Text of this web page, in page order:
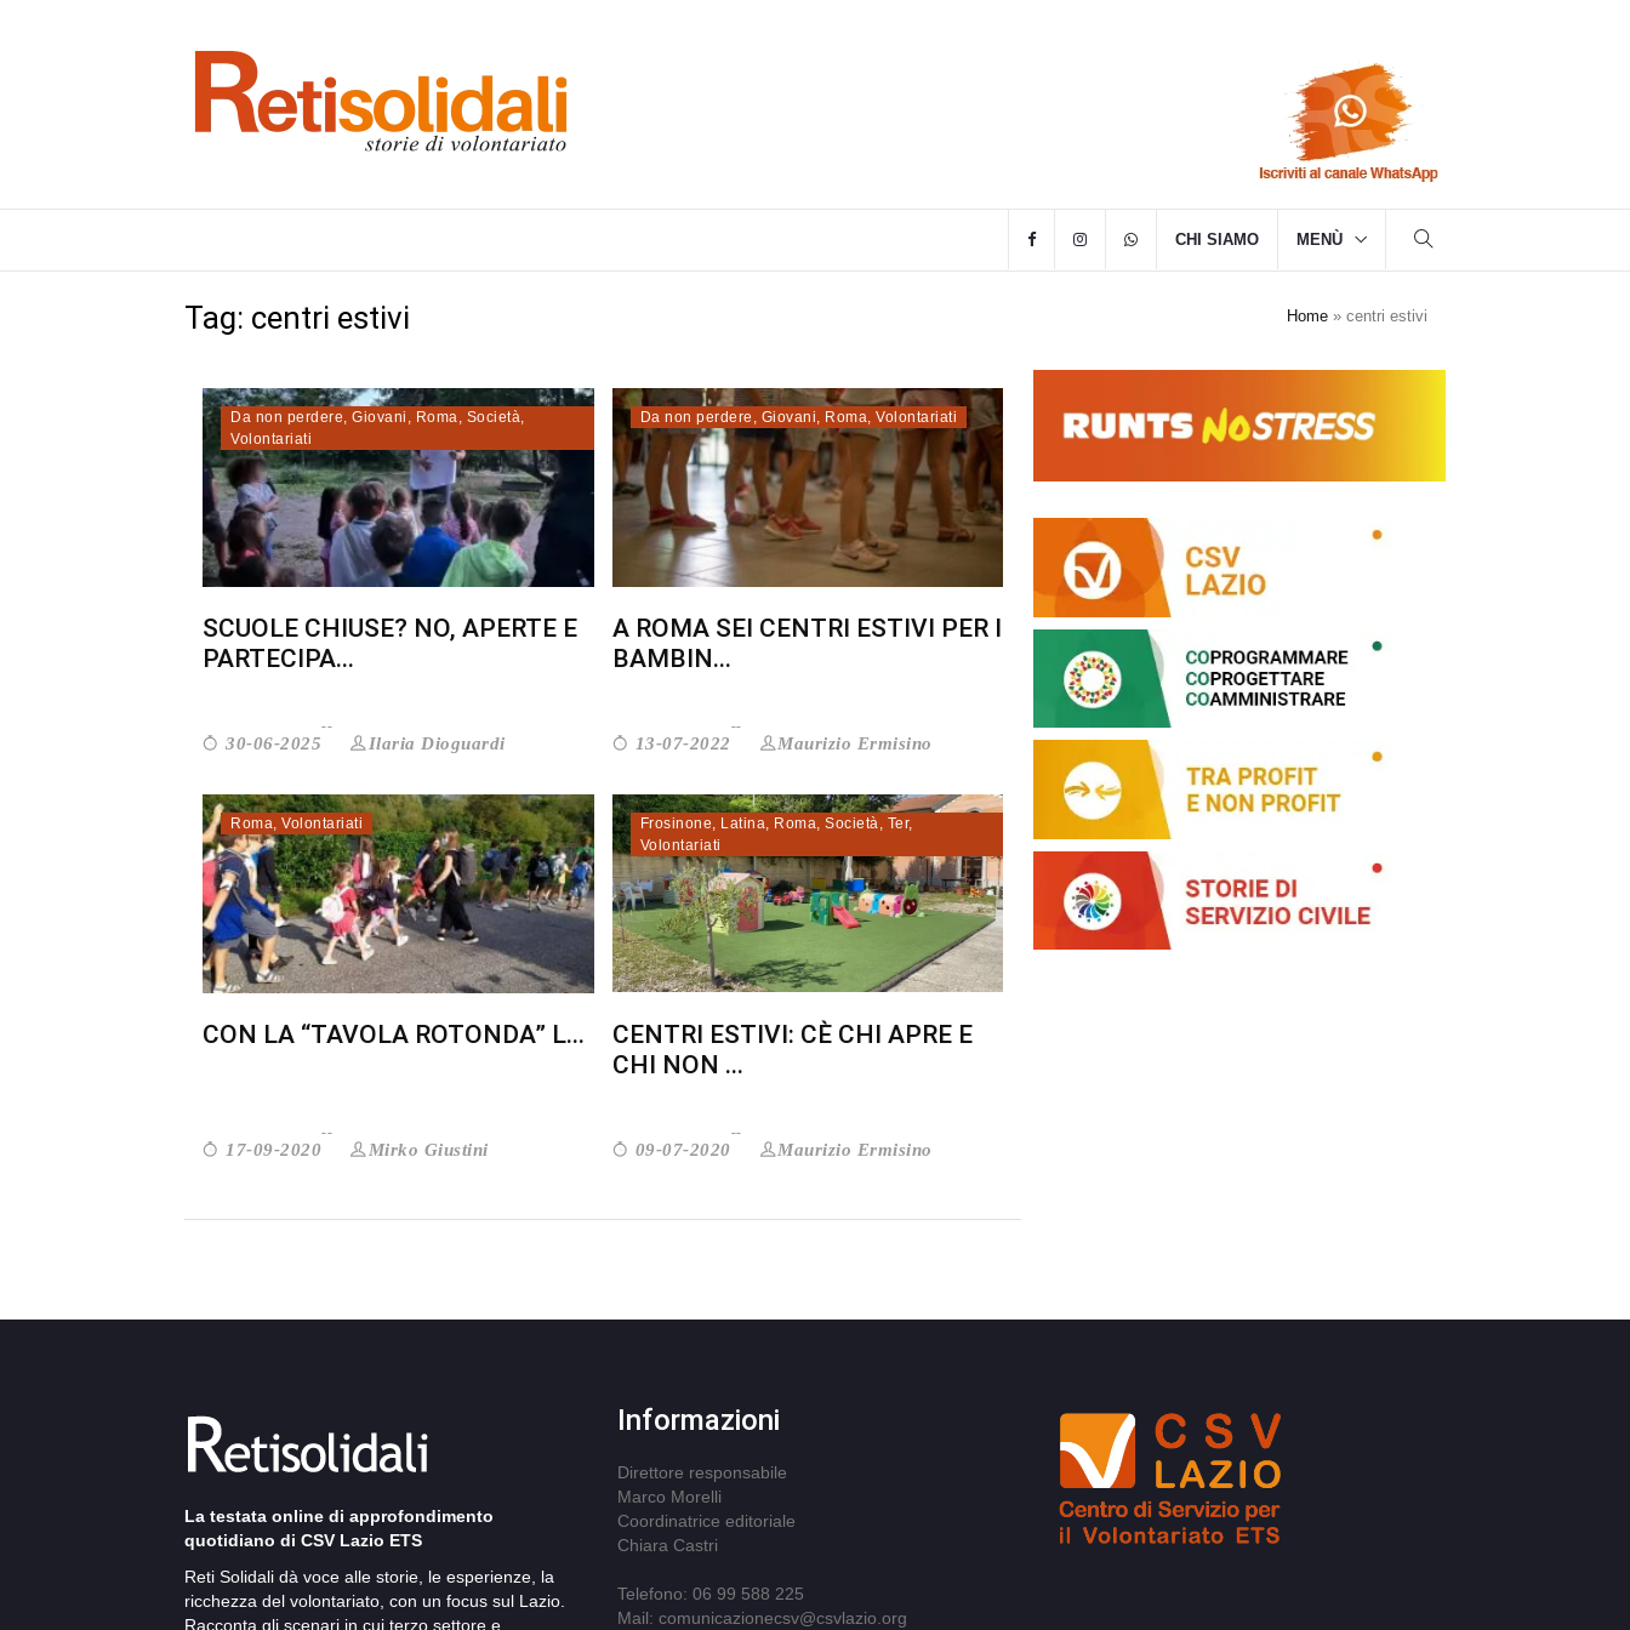
CHI SIAMO MENÙ
Tag: centri estivi Home » centri estivi
Da non perdere, Giovani , Roma, Società,
Volontariati
SCUOLE CHIUSE? NO, APERTE E
PARTECIPA...
30-06-2025 Ilaria Dioguardi
Da non perdere , Giovani, Roma, Volontariati
A ROMA SEI CENTRI ESTIVI PER I
BAMBIN...
13-07-2022 Maurizio Ermisino
Roma, Volontariati
CON LA “TAVOLA ROTONDA” L...
17-09-2020 Mirko Giustini
Frosinone, Latina, Roma, Società, Ter,
Volontariati
CENTRI ESTIVI: CÈ CHI APRE E
CHI NON ...
09-07-2020 Maurizio Ermisino
La testata online di approfondimento
quotidiano di CSV Lazio ETS
Reti Solidali dà voce alle storie, le esperienze, la
ricchezza del volontariato, con un focus sul Lazio.
Racconta gli scenari in cui terzo settore e
Informazioni
Direttore responsabile
Marco Morelli
Coordinatrice editoriale
Chiara Castri
Telefono: 06 99 588 225
Mail: comunicazionecsv@csvlazio.org